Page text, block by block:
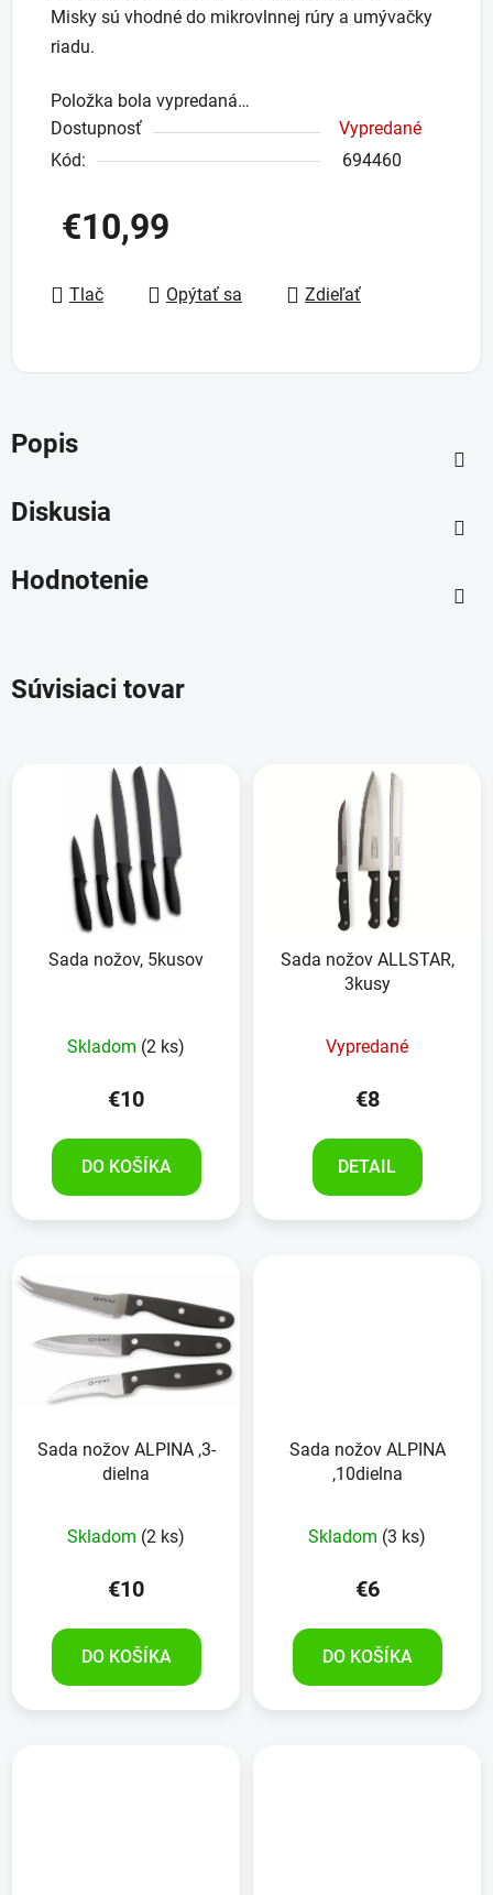
Misky sú vhodné do mikrovlnnej rúry a umývačky
riadu.
Položka bola vypredaná…
Dostupnosť
Vypredané
Kód:
694460
€10,99
Tlač
Opýtať sa Zdieľať
Popis
Diskusia
Hodnotenie
Súvisiaci tovar
Sada nožov, 5kusov
Skladom (2 ks)
€10
DO KOŠÍKA
Sada nožov ALLSTAR,
3kusy
Vypredané
€8
DETAIL
Sada nožov ALPINA ,3-
dielna
Skladom (2 ks)
€10
DO KOŠÍKA
Sada nožov ALPINA
,10dielna
Skladom (3 ks)
€6
DO KOŠÍKA